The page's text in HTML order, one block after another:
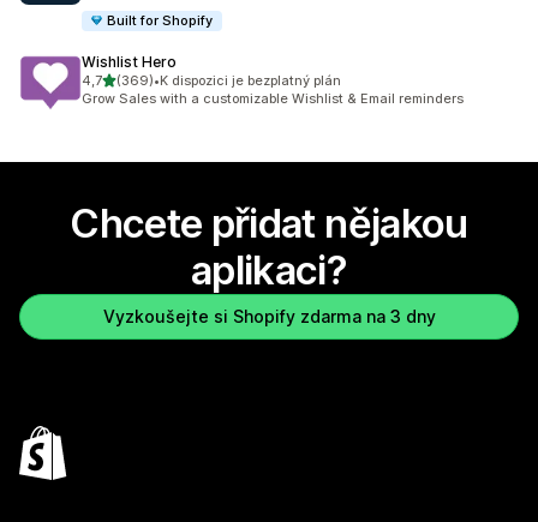
Built for Shopify
Wishlist Hero
4,7z 5 hvězd
(369)
Celkový počet recenzí: 369
•K dispozici je bezplatný plán
Grow Sales with a customizable Wishlist & Email reminders
Chcete přidat nějakou
aplikaci?
Vyzkoušejte si Shopify zdarma na 3 dny